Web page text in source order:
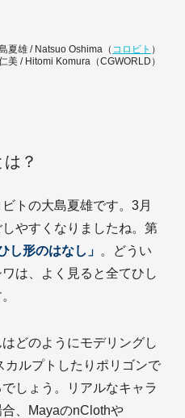
夏雄 / Natsuo Oshima（ コロビト ）
美 / Hitomi Komura（CGWORLD）
？
トの大島夏雄です。3月
やすくなりましたね。第
し形のはなし」 。どうい
は、よく見ると全てひし
どのようにモデリングし
ルプトしたりポリゴンで
しょう。リアルなキャラ
、MayaのnClothや